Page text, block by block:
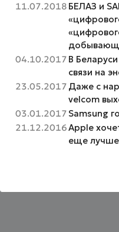
11.07.2018 БЕЛАЗ и
04.10.2017 В
связи на
23.05.2017 Даже с
velcom
03.01.2017 Samsung
21.12.2016Apple
еще лучше